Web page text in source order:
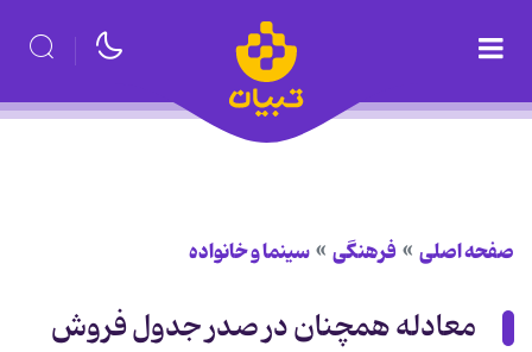
صفحه اصلی فرهنگی سینما و خانواده
معادله همچنان در صدر جدول فروش